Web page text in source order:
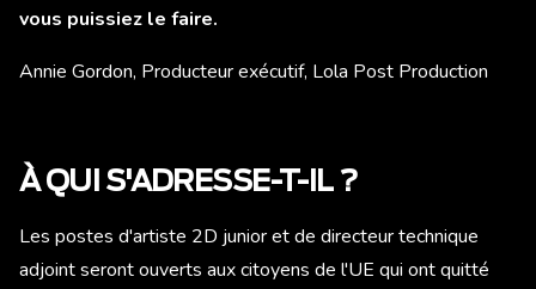
vous puissiez le faire.
Annie Gordon, Producteur exécutif, Lola Post Production
À QUI S'ADRESSE-T-IL ?
Les postes d'artiste 2D junior et de directeur technique
adjoint seront ouverts aux citoyens de l'UE qui ont quitté